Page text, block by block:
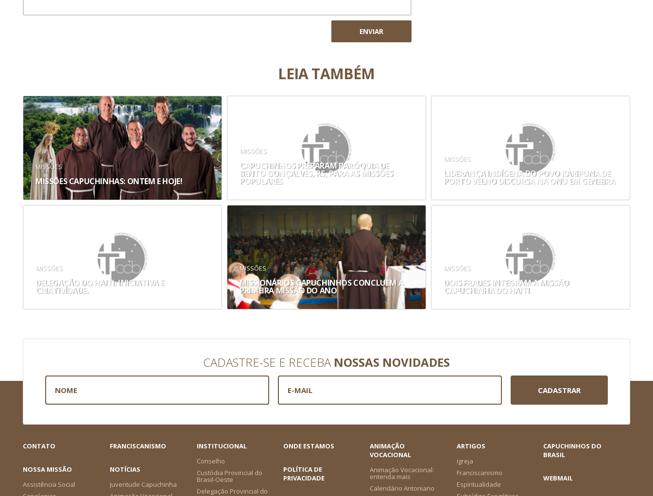
ENVIAR
LEIA TAMBÉM
MISSÕES
MISSÕES CAPUCHINHAS: ONTEM E HOJE!
MISSÕES
CAPUCHINHOS PREPARAM PARÓQUIA DE
BENTO GONÇALVES, RS, PARA AS MISSÕES
POPULARES
MISSÕES
LIDERANÇA INDÍGENA DO POVO KARIPUNA DE
PORTO VELHO DISCURSA NA ONU EM GENEBRA
MISSÕES
DELEGAÇÃO DO HAITI: INICIATIVA E
CRIATIVIDADE.
MISSÕES
MISSIONÁRIOS CAPUCHINHOS CONCLUEM A
PRIMEIRA MISSÃO DO ANO
MISSÕES
DOIS FRADES INTEGRAM A MISSÃO
CAPUCHINHA DO HAITI
CADASTRE-SE E RECEBA NOSSAS NOVIDADES
CADASTRAR
CONTATO FRANCISCANISMO
INSTITUCIONAL
Conselho
Custódia Provincial do
Brasil-Oeste
Delegação Provincial do
ONDE ESTAMOS
ANIMAÇÃO
VOCACIONAL
Animação Vocacional:
entenda mais
Calendário Antoniano
ARTIGOS
Igreja
Franciscanismo
Espiritualidade
CAPUCHINHOS DO
BRASIL
NOSSA MISSÃO
Assistência Social
NOTÍCIAS
Juventude Capuchinha
POLÍTICA DE
PRIVACIDADE
WEBMAIL